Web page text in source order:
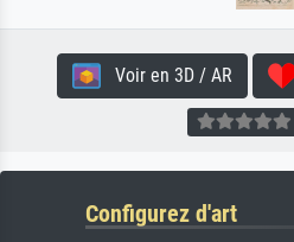
Voir en 3D / AR
Configurez d'art